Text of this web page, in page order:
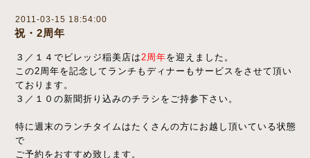
2011-03-15 18:54:00
祝・2周年
３／１４でビレッジ稲美店は2周年を迎えました。
この2周年を記念してランチもディナーもサービスをさせて頂い
ております。
３／１０の新聞折り込みのチラシをご持参下さい。
特に週末のランチタイムはたくさんの方にお越し頂いている状態
で
ご予約をおすすめ致します。